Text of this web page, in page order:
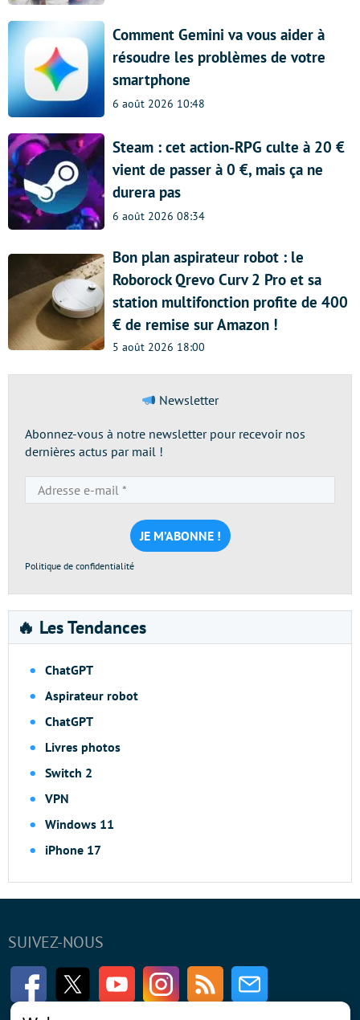
Comment Gemini va vous aider à
résoudre les problèmes de votre
smartphone
6 août 2026 10:48
Steam : cet action-RPG culte à 20 €
vient de passer à 0 €, mais ça ne
durera pas
6 août 2026 08:34
Bon plan aspirateur robot : le
Roborock Qrevo Curv 2 Pro et sa
station multifonction profite de 400
€ de remise sur Amazon !
5 août 2026 18:00
Newsletter
Abonnez-vous à notre newsletter pour recevoir nos
dernières actus par mail !
e-
mail
*
Politique de confidentialité
🔥 Les Tendances
ChatGPT
Aspirateur robot
ChatGPT
Livres photos
Switch 2
VPN
Windows 11
iPhone 17
SUIVEZ-NOUS
FacebookTwitter Youtube InstagramRSS Newsletter